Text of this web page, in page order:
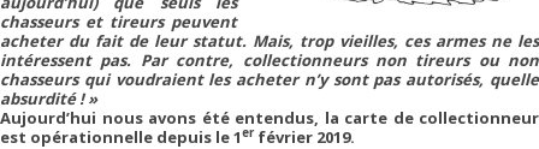
chasseurs et tireurs peuvent
acheter du fait de leur statut. Mais, trop vieilles, ces armes ne les
intéressent pas. Par contre, collectionneurs non tireurs ou non
chasseurs qui voudraient les acheter n’y sont pas autorisés, quelle
absurdité ! »
Aujourd’hui nous avons été entendus, la carte de collectionneur
est opérationnelle depuis le 1er février 2019.